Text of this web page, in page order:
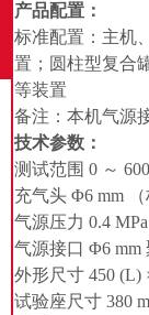
产品配置：
标准配置：主机
置；圆柱型复合
等装置
备注：本机气源
技术参数：
测试范围 0 ～
充气头 Φ6 mm
气源压力 0.4
气源接口 Φ6 mm
外形尺寸 450 (L)
试验座尺寸 380